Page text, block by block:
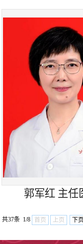
郭军红 主任
共37条 1/8 首页 上页 下页